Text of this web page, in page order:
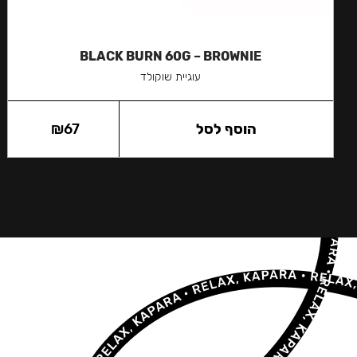
BLACK BURN 60G – BROWNIE
עוגיית שוקולד
₪67 הוסף לסל